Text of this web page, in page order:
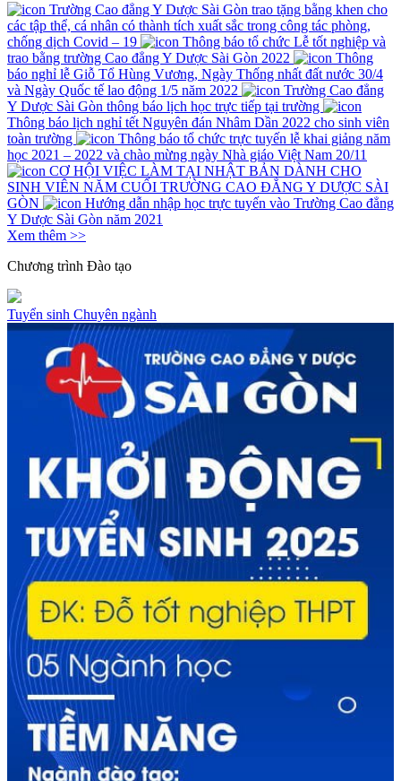
Trường Cao đẳng Y Dược Sài Gòn trao tặng bằng khen cho
các tập thể, cá nhân có thành tích xuất sắc trong công tác phòng,
chống dịch Covid – 19
Thông báo tổ chức Lễ tốt nghiệp và
trao bằng trường Cao đẳng Y Dược Sài Gòn 2022
Thông
báo nghỉ lễ Giỗ Tổ Hùng Vương, Ngày Thống nhất đất nước 30/4
và Ngày Quốc tế lao động 1/5 năm 2022
Trường Cao đẳng
Y Dược Sài Gòn thông báo lịch học trực tiếp tại trường
Thông báo lịch nghỉ tết Nguyên đán Nhâm Dần 2022 cho sinh viên
toàn trường
Thông báo tổ chức trực tuyến lễ khai giảng năm
học 2021 – 2022 và chào mừng ngày Nhà giáo Việt Nam 20/11
CƠ HỘI VIỆC LÀM TẠI NHẬT BẢN DÀNH CHO
SINH VIÊN NĂM CUỐI TRƯỜNG CAO ĐẲNG Y DƯỢC SÀI
GÒN
Hướng dẫn nhập học trực tuyến vào Trường Cao đẳng
Y Dược Sài Gòn năm 2021
Xem thêm >>
Chương trình Đào tạo
Tuyển sinh Chuyên ngành